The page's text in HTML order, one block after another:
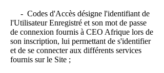
- Codes d'Accès désigne l'identifiant de
l'Utilisateur Enregistré et son mot de passe
de connexion fournis à CEO Afrique lors de
son inscription, lui permettant de s'identifier
et de se connecter aux différents services
fournis sur le Site ;